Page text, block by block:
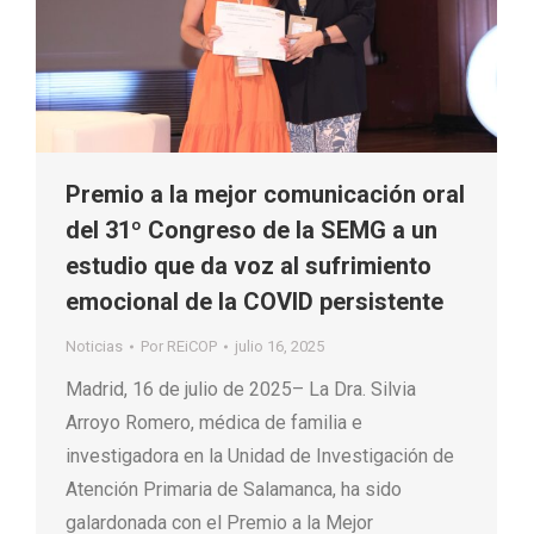
Premio a la mejor comunicación oral
del 31º Congreso de la SEMG a un
estudio que da voz al sufrimiento
emocional de la COVID persistente
Noticias Por REiCOP julio 16, 2025
Madrid, 16 de julio de 2025– La Dra. Silvia
Arroyo Romero, médica de familia e
investigadora en la Unidad de Investigación de
Atención Primaria de Salamanca, ha sido
galardonada con el Premio a la Mejor